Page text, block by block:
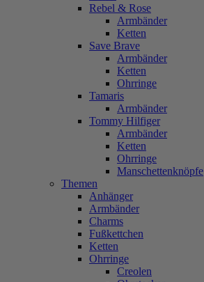
Rebel & Rose
Armbänder
Ketten
Save Brave
Armbänder
Ketten
Ohrringe
Tamaris
Armbänder
Tommy Hilfiger
Armbänder
Ketten
Ohrringe
Manschettenknöpfe
Themen
Anhänger
Armbänder
Charms
Fußkettchen
Ketten
Ohrringe
Creolen